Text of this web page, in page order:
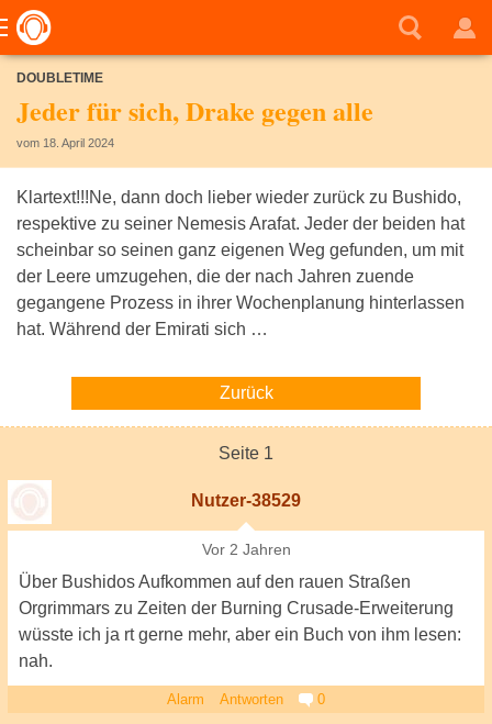
DOUBLETIME
Jeder für sich, Drake gegen alle
vom 18. April 2024
Klartext!!!Ne, dann doch lieber wieder zurück zu Bushido,
respektive zu seiner Nemesis Arafat. Jeder der beiden hat
scheinbar so seinen ganz eigenen Weg gefunden, um mit
der Leere umzugehen, die der nach Jahren zuende
gegangene Prozess in ihrer Wochenplanung hinterlassen
hat. Während der Emirati sich …
Zurück
Seite 1
Nutzer-38529
Vor 2 Jahren
Über Bushidos Aufkommen auf den rauen Straßen
Orgrimmars zu Zeiten der Burning Crusade-Erweiterung
wüsste ich ja rt gerne mehr, aber ein Buch von ihm lesen:
nah.
Alarm Antworten 0